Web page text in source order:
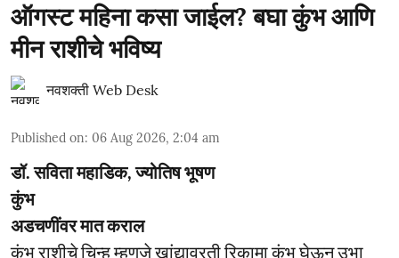
ऑगस्ट महिना कसा जाईल? बघा कुंभ आणि
मीन राशीचे भविष्य
नवशक्ती Web Desk
Published on: 06 Aug 2026, 2:04 am
डॉ. सविता महाडिक, ज्योतिष भूषण
कुंभ
अडचणींवर मात कराल
कुंभ राशीचे चिन्ह म्हणजे खांद्यावरती रिकामा कुंभ घेऊन उभा